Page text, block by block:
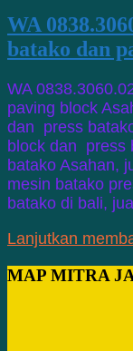
WA
batako dan
WA
paving block
dan press
block dan press
batako Asahan,
mesin batako
batako di bali,
Lanjutkan
MAP MITRA